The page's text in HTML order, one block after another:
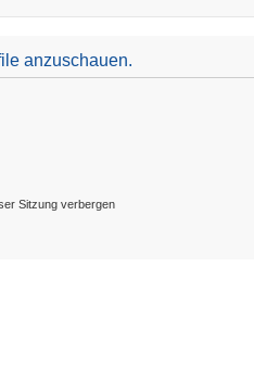
anzuschauen.
Sitzung verbergen